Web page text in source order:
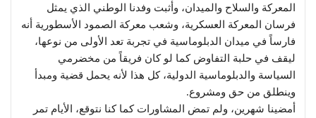
المعركة والسلاح والميدان، وأثبت وفدنا الوطني الذي يمثل
فرسان المعركة العسكرية، وشعب معركة الصمود الأسطورية أنه
فارساً في ميدان الدبلوماسية في تجربة تعد الأولى من نوعها،
ليقف في حلبة التفاوض كما لو كان فريقاً من مخضرمي
السياسة والدبلوماسية الدولية، كل هذا لأنه يحمل قضية ومبدأ
وينطلق من حق ومشروع.
أمضينا شهرين، ولم تمض المشاورات كما كنا نتوقع، الأيام تمر